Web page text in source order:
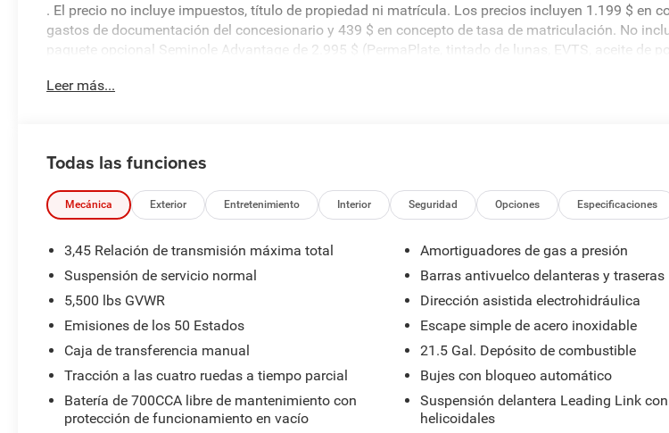
. El precio no incluye impuestos, título de propiedad ni matrícula. Los precios incluyen 1.199 $ en
gastos de documentación del concesionario y 439 $ en concepto de tasa de matriculación. No
paquete opcional Seminole Advantage de 2.995 $ (PermaPlate, tintado de lunas, EVTS, aceite de
Leer más...
Todas las funciones
Mecánica Exterior Entretenimiento Interior Seguridad Opciones Especificaciones
3,45 Relación de transmisión máxima total
Suspensión de servicio normal
5,500 lbs GVWR
Emisiones de los 50 Estados
Caja de transferencia manual
Tracción a las cuatro ruedas a tiempo parcial
Batería de 700CCA libre de mantenimiento con
protección de funcionamiento en vacío
Amortiguadores de gas a presión
Barras antivuelco delanteras y traseras
Dirección asistida electrohidráulica
Escape simple de acero inoxidable
21.5 Gal. Depósito de combustible
Bujes con bloqueo automático
Suspensión delantera Leading Link
helicoidales